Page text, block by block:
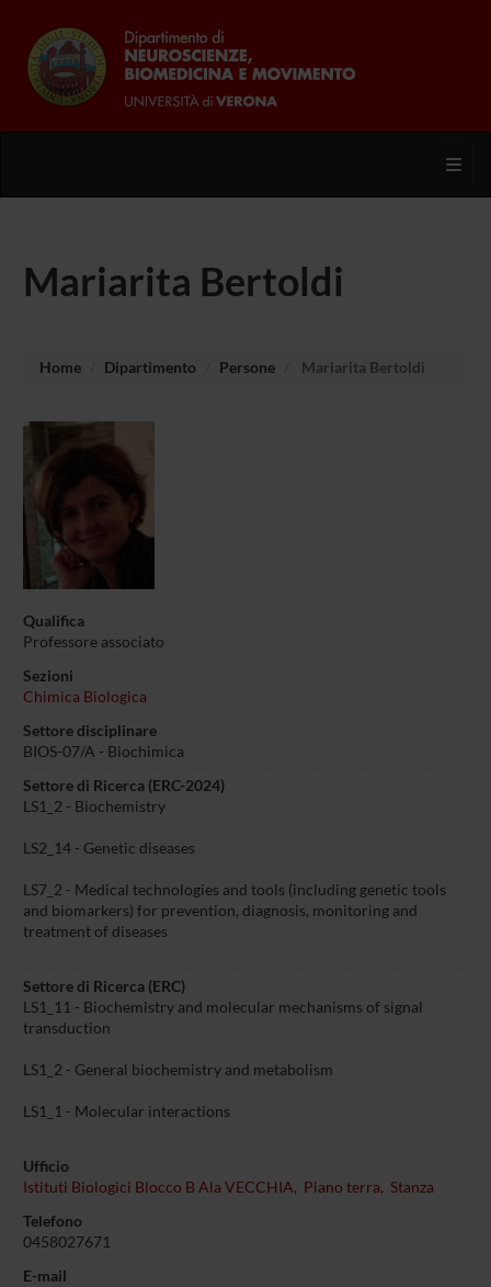
Mariarita Bertoldi
Home Dipartimento Persone Mariarita Bertoldi
Qualifica
Professore associato
Sezioni
Chimica Biologica
Settore disciplinare
BIOS-07/A - Biochimica
Settore di Ricerca (ERC-2024)
LS1_2 - Biochemistry
LS2_14 - Genetic diseases
LS7_2 - Medical technologies and tools (including genetic tools
and biomarkers) for prevention, diagnosis, monitoring and
treatment of diseases
Settore di Ricerca (ERC)
LS1_11 - Biochemistry and molecular mechanisms of signal
transduction
LS1_2 - General biochemistry and metabolism
LS1_1 - Molecular interactions
Ufficio
Istituti Biologici Blocco B Ala VECCHIA, Piano terra, Stanza
Telefono
0458027671
E-mail